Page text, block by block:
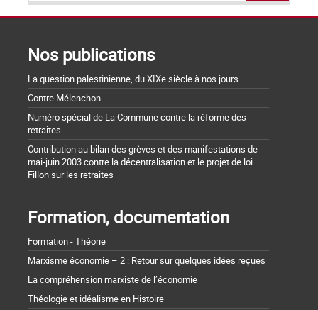
Nos publications
La question palestinienne, du XIXe siècle à nos jours
Contre Mélenchon
Numéro spécial de La Commune contre la réforme des
retraites
Contribution au bilan des grèves et des manifestations de
mai-juin 2003 contre la décentralisation et le projet de loi
Fillon sur les retraites
Formation, documentation
Formation - Théorie
Marxisme économie – 2 : Retour sur quelques idées reçues
La compréhension marxiste de l’économie
Théologie et idéalisme en Histoire